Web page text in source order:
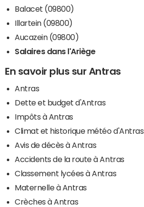
Balacet (09800)
Illartein (09800)
Aucazein (09800)
Salaires dans l'Ariège
En savoir plus sur Antras
Antras
Dette et budget d'Antras
Impôts à Antras
Climat et historique météo d'Antras
Avis de décès à Antras
Accidents de la route à Antras
Classement lycées à Antras
Maternelle à Antras
Crèches à Antras